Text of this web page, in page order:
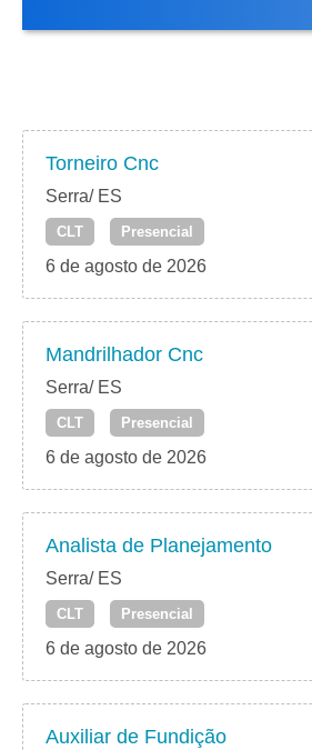
Torneiro Cnc
Serra/ ES
CLT Presencial
6 de agosto de 2026
Mandrilhador Cnc
Serra/ ES
CLT Presencial
6 de agosto de 2026
Analista de Planejamento
Serra/ ES
CLT Presencial
6 de agosto de 2026
Auxiliar de Fundição